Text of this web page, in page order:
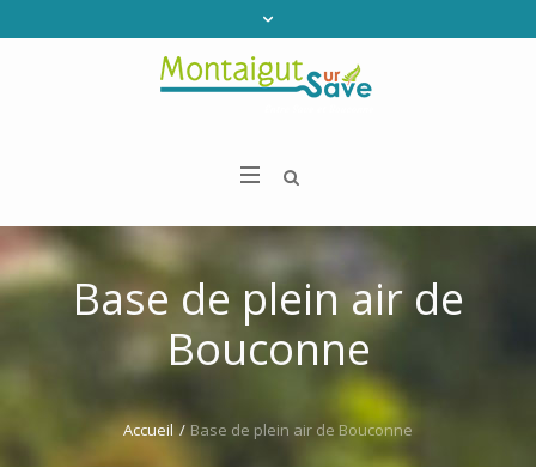
Base de plein air de
Bouconne
Accueil / Base de plein air de Bouconne